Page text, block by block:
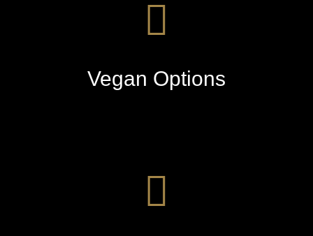
Vegan Options